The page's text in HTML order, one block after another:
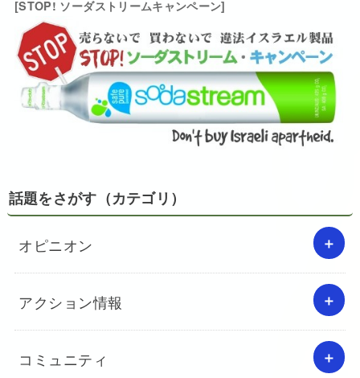
[STOP! ソーダストリームキャンペーン]
話題をさがす（カテゴリ）
オピニオン
アクション情報
コミュニティ